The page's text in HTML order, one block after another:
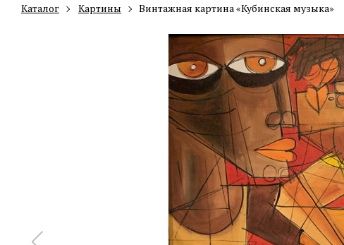
Каталог Картины Винтажная картина «Кубинская музыка»